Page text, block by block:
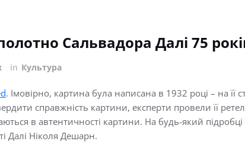
Сальвадора Далі 75
in Культура
. Імовірно, картина була написана в 1932 році – на
справжність картини, експерти провели її
в автентичності картини. На будь-який
Далі Ніколя Дешарн.